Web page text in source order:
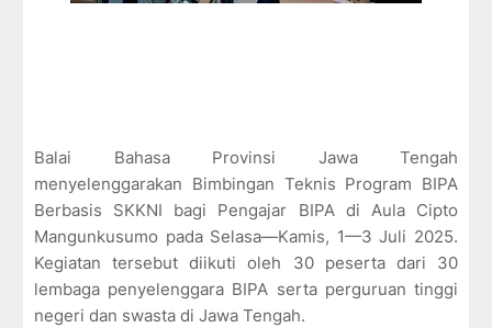
Balai Bahasa Provinsi Jawa Tengah
menyelenggarakan Bimbingan Teknis Program BIPA
Berbasis SKKNI bagi Pengajar BIPA di Aula Cipto
Mangunkusumo pada Selasa—Kamis, 1—3 Juli 2025.
Kegiatan tersebut diikuti oleh 30 peserta dari 30
lembaga penyelenggara BIPA serta perguruan tinggi
negeri dan swasta di Jawa Tengah.